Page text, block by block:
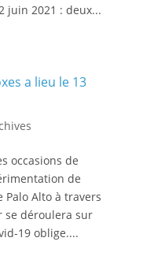
juin 2021 : deux...
a lieu le 13
occasions de
de
Palo Alto à travers
se déroulera sur
19 oblige....